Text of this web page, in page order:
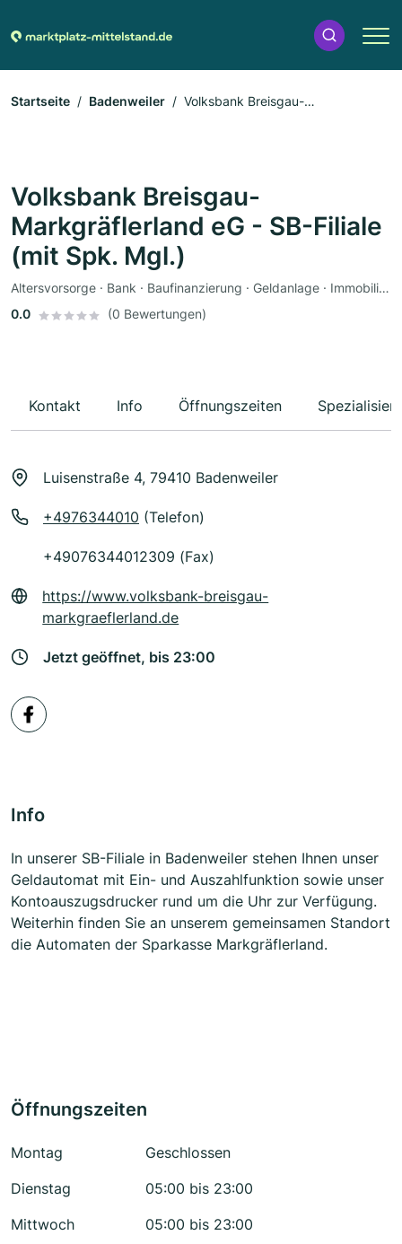
Startseite Badenweiler
Volksbank Breisgau-
Volksbank Breisgau-
Markgräflerland eG - SB-Filiale
(mit Spk. Mgl.)
Altersvorsorge · Bank · Baufinanzierung · Geldanlage · Immobilienmakler · Kredit · Versicherung
0.0
(0 Bewertungen)
Kontakt Info Öffnungszeiten
Luisenstraße 4, 79410 Badenweiler
+4976344010 (Telefon)
+49076344012309 (Fax)
https://www.volksbank-breisgau-
markgraeflerland.de
Jetzt geöffnet, bis 23:00
Info
In unserer SB-Filiale in Badenweiler stehen Ihnen unser
Geldautomat mit Ein- und Auszahlfunktion sowie unser
Kontoauszugsdrucker rund um die Uhr zur Verfügung.
Weiterhin finden Sie an unserem gemeinsamen Standort
die Automaten der Sparkasse Markgräflerland.
Öffnungszeiten
Montag
Geschlossen
Dienstag
05:00 bis 23:00
Mittwoch
05:00 bis 23:00